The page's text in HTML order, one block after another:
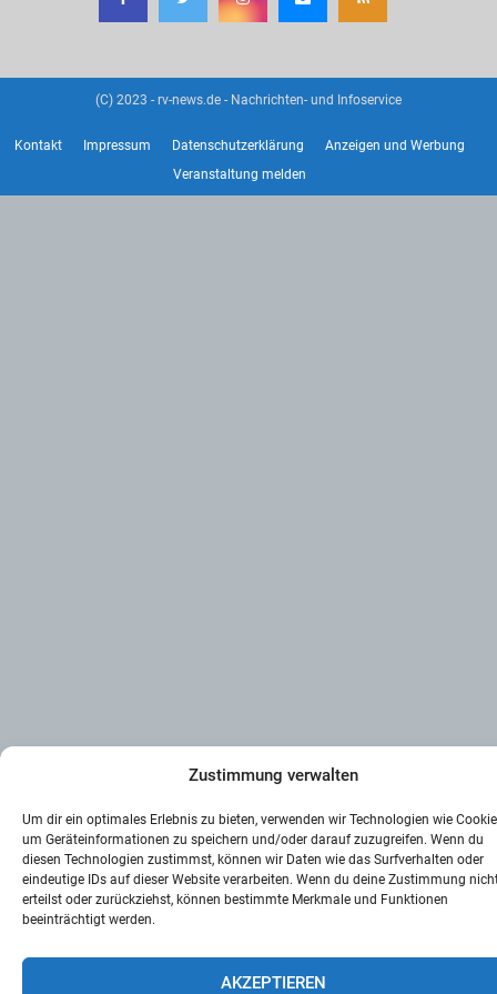
Zustimmung verwalten
Um dir ein optimales Erlebnis zu bieten, verwenden wir Technologien wie
um Geräteinformationen zu speichern und/oder darauf zuzugreifen. Wenn du
diesen Technologien zustimmst, können wir Daten wie das Surfverhalten oder
eindeutige IDs auf dieser Website verarbeiten. Wenn du deine Zustimmung
erteilst oder zurückziehst, können bestimmte Merkmale und Funktionen
beeinträchtigt werden.
AKZEPTIEREN
(C) 2023 - rv-news.de - Nachrichten- und Infoservice
Kontakt Impressum Datenschutzerklärung
Anzeigen und Werbung
Veranstaltung melden